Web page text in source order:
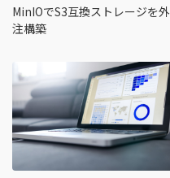
MinIOでS3互換ストレージを外
注構築